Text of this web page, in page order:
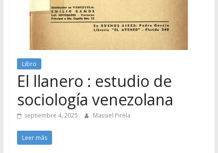
Libro
El llanero : estudio de
sociología venezolana
septiembre 4, 2025 Massiel Pirela
Leer más